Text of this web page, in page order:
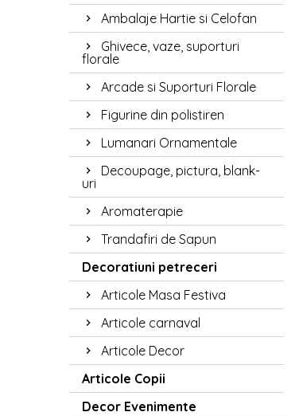
Ambalaje Hartie si Celofan
Ghivece, vaze, suporturi
florale
Arcade si Suporturi Florale
Figurine din polistiren
Lumanari Ornamentale
Decoupage, pictura, blank-
uri
Aromaterapie
Trandafiri de Sapun
Decoratiuni petreceri
Articole Masa Festiva
Articole carnaval
Articole Decor
Articole Copii
Decor Evenimente